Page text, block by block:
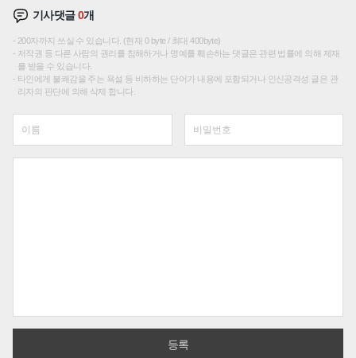
기사댓글0개
200자까지 쓰실 수 있습니다. (현재 0 byte / 최대 400byte)
저작권 등 다른 사람의 권리를 침해하거나 명예를 훼손하는 댓글은 관련 법률에 의해 제재
를 받을 수 있습니다.
타인에게 불쾌감을 주는 욕설 등 비하하는 단어가 내용에 포함되거나 인신공격성 글은 관
리자의 판단에 의해 삭제 합니다.